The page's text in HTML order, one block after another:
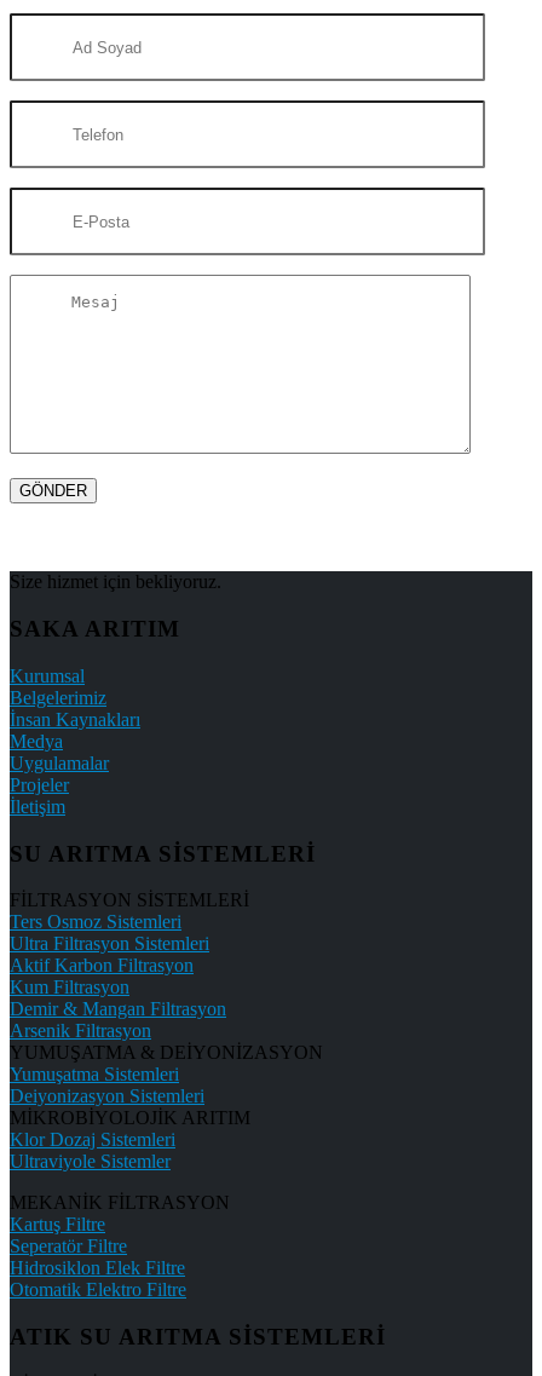
Size hizmet için bekliyoruz.
SAKA ARITIM
Kurumsal
Belgelerimiz
İnsan Kaynakları
Medya
Uygulamalar
Projeler
İletişim
SU ARITMA SİSTEMLERİ
FİLTRASYON SİSTEMLERİ
Ters Osmoz Sistemleri
Ultra Filtrasyon Sistemleri
Aktif Karbon Filtrasyon
Kum Filtrasyon
Demir & Mangan Filtrasyon
Arsenik Filtrasyon
YUMUŞATMA & DEİYONİZASYON
Yumuşatma Sistemleri
Deiyonizasyon Sistemleri
MİKROBİYOLOJİK ARITIM
Klor Dozaj Sistemleri
Ultraviyole Sistemler
MEKANİK FİLTRASYON
Kartuş Filtre
Seperatör Filtre
Hidrosiklon Elek Filtre
Otomatik Elektro Filtre
ATIK SU ARITMA SİSTEMLERİ